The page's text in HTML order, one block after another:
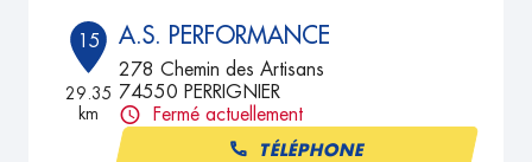
15
29.35
km
A.S. PERFORMANCE
278 Chemin des Artisans
74550 PERRIGNIER
Fermé actuellement
TÉLÉPHONE